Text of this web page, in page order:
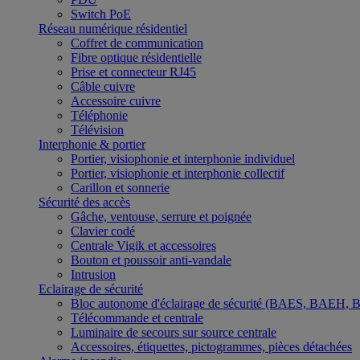
Switch PoE
Réseau numérique résidentiel
Coffret de communication
Fibre optique résidentielle
Prise et connecteur RJ45
Câble cuivre
Accessoire cuivre
Téléphonie
Télévision
Interphonie & portier
Portier, visiophonie et interphonie individuel
Portier, visiophonie et interphonie collectif
Carillon et sonnerie
Sécurité des accès
Gâche, ventouse, serrure et poignée
Clavier codé
Centrale Vigik et accessoires
Bouton et poussoir anti-vandale
Intrusion
Eclairage de sécurité
Bloc autonome d'éclairage de sécurité (BAES,
Télécommande et centrale
Luminaire de secours sur source centrale
Accessoires, étiquettes, pictogrammes, pièces détachées